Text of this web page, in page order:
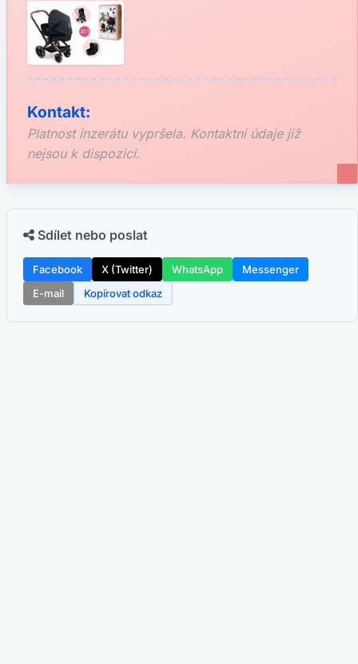
Kontakt:
Platnost inzerátu vypršela. Kontaktní údaje již
nejsou k dispozici.
Sdílet nebo poslat
Facebook X (Twitter) WhatsApp
Messenger
E-mail
Kopírovat odkaz